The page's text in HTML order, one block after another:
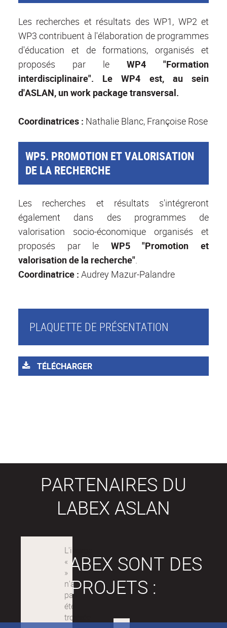
Les recherches et résultats des WP1, WP2 et
WP3 contribuent à l'élaboration de programmes
d'éducation et de formations, organisés et
proposés par le WP4 "Formation
interdisciplinaire". Le WP4 est, au sein
d'ASLAN, un work package transversal.
Coordinatrices : Nathalie Blanc, Françoise Rose
WP5. PROMOTION ET VALORISATION
DE LA RECHERCHE
Les recherches et résultats s'intégreront
également dans des programmes de
valorisation socio-économique organisés et
proposés par le WP5 "Promotion et
valorisation de la recherche".
Coordinatrice : Audrey Mazur-Palandre
PLAQUETTE DE PRÉSENTATION
TÉLÉCHARGER
PARTENAIRES DU
LABEX ASLAN
LES LABEX SONT DES
PROJETS :